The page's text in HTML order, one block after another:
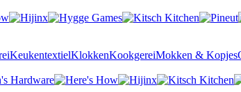
KeukentextielKlokkenKookgereiMokken & Kopjes